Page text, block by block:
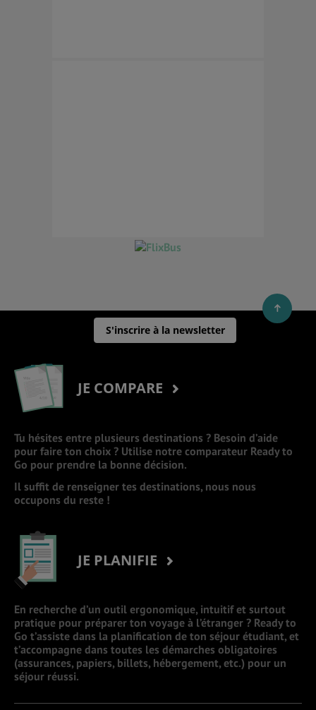
S'inscrire à la newsletter
JE COMPARE
Tu hésites entre plusieurs destinations ? Besoin d’aide
pour faire ton choix ? Utilise notre comparateur Ready to
Go pour prendre la bonne décision.
Il suffit de renseigner tes destinations, nous nous
occupons du reste !
JE PLANIFIE
En recherche d’un outil ergonomique, intuitif et surtout
pratique pour préparer ton voyage à l’étranger ? Ready to
Go t’assiste dans la planification de ton séjour étudiant, et
t’accompagne dans toutes les démarches obligatoires
(assurances, papiers, billets, hébergement, etc.) pour un
séjour réussi.